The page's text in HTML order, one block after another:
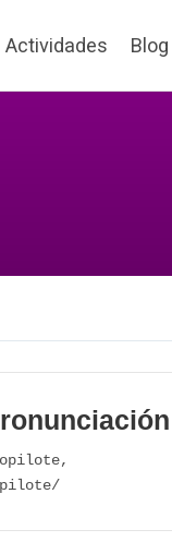
Actividades Blog